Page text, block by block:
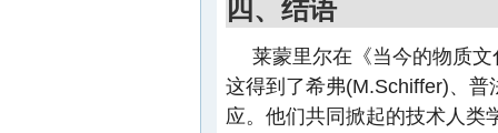
四、结语
莱蒙里尔在《当今的物质
这得到了希弗(M.Schiffer)、
应。他们共同掀起的技术人类